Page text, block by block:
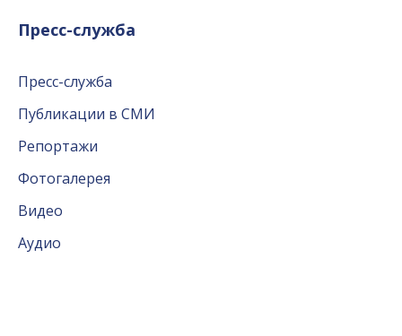
Пресс-служба
Пресс-служба
Публикации в СМИ
Репортажи
Фотогалерея
Видео
Аудио